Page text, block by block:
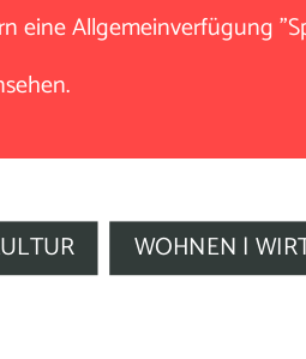
eine Allgemeinverfügung
WOHNEN |